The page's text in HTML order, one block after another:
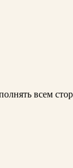
всем